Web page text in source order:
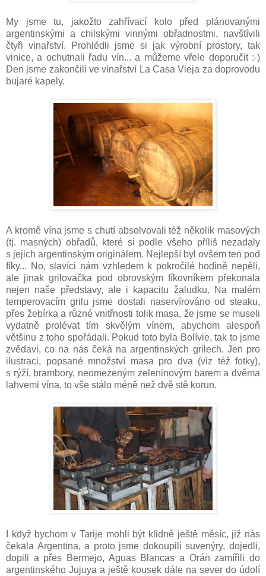
My jsme tu, jakožto zahřívací kolo před plánovanými
argentinskými a chilskými vinnými obřadnostmi, navštívili
čtyři vinařství. Prohlédli jsme si jak výrobní prostory, tak
vinice, a ochutnali řadu vín... a můžeme vřele doporučit :-)
Den jsme zakončili ve vinařství La Casa Vieja za doprovodu
bujaré kapely.
A kromě vína jsme s chutí absolvovali též několik masových
(tj. masných) obřadů, které si podle všeho příliš nezadaly
s jejich argentinským originálem. Nejlepší byl ovšem ten pod
fíky... No, slavíci nám vzhledem k pokročilé hodině nepěli,
ale jinak grilovačka pod obrovským fíkovníkem překonala
nejen naše představy, ale i kapacitu žaludku. Na malém
temperovacím grilu jsme dostali naservírováno od steaku,
přes žebírka a různé vnitřnosti tolik masa, že jsme se museli
vydatně prolévat tím skvělým vínem, abychom alespoň
většinu z toho spořádali. Pokud toto byla Bolívie, tak to jsme
zvědavi, co na nás čeká na argentinských grilech. Jen pro
ilustraci, popsané množství masa pro dva (viz též fotky),
s rýží, brambory, neomezeným zeleninovým barem a dvěma
lahvemi vína, to vše stálo méně než dvě stě korun.
I když bychom v Tarije mohli být klidně ještě měsíc, již nás
čekala Argentina, a proto jsme dokoupili suvenýry, dojedli,
dopili a přes Bermejo, Aguas Blancas a Orán zamířili do
argentinského Jujuya a ještě kousek dále na sever do údolí